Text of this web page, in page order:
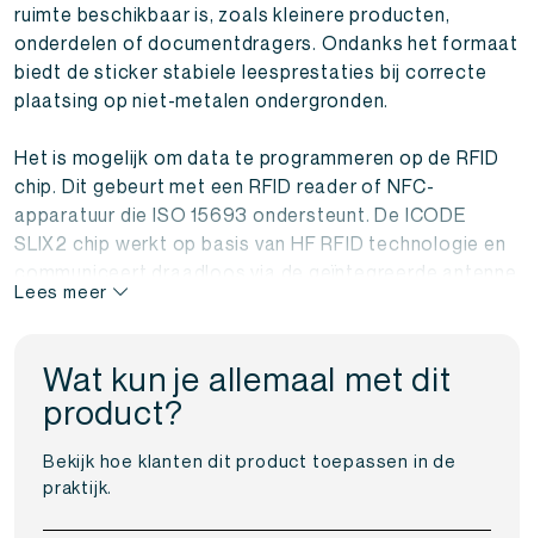
ruimte beschikbaar is, zoals kleinere producten,
onderdelen of documentdragers. Ondanks het formaat
biedt de sticker stabiele leesprestaties bij correcte
plaatsing op niet-metalen ondergronden.
Het is mogelijk om data te programmeren op de RFID
chip. Dit gebeurt met een RFID reader of NFC-
apparatuur die ISO 15693 ondersteunt. De ICODE
SLIX2 chip werkt op basis van HF RFID technologie en
communiceert draadloos via de geïntegreerde antenne
met een reader. Hierdoor is snelle en contactloze
voor testprojecten, pilots en kleinschalige
implementaties.
De RFID sticker met ICODE SLIX2 chip voldoet aan de
ISO 15693 standaard en biedt uitgebreide
beveiligingsmogelijkheden, zoals een unieke
Lees meer
Wat kun je allemaal met dit
product?
Bekijk hoe klanten dit product toepassen in de
praktijk.